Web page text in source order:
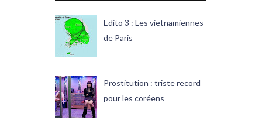
Edito 3 : Les vietnamiennes
de Paris
Prostitution : triste record
pour les coréens